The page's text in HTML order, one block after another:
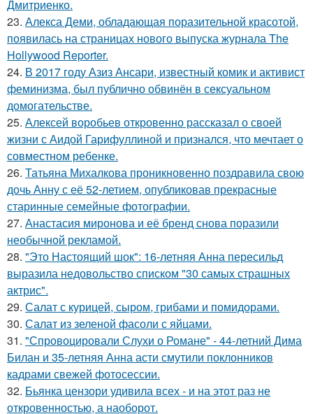
Дмитриенко.
23. Алекса Деми, обладающая поразительной красотой,
появилась на страницах нового выпуска журнала The
Hollywood Reporter.
24. В 2017 году Азиз Ансари, известный комик и активист
феминизма, был публично обвинён в сексуальном
домогательстве.
25. Алексей воробьев откровенно рассказал о своей
жизни с Аидой Гарифуллиной и признался, что мечтает о
совместном ребенке.
26. Татьяна Михалкова проникновенно поздравила свою
дочь Анну с её 52-летием, опубликовав прекрасные
старинные семейные фотографии.
27. Анастасия миронова и её бренд снова поразили
необычной рекламой.
28. "Это Настоящий шок": 16-летняя Анна пересильд
выразила недовольство списком "30 самых страшных
актрис".
29. Салат с курицей, сыром, грибами и помидорами.
30. Салат из зеленой фасоли с яйцами.
31. "Спровоцировали Слухи о Романе" - 44-летний Дима
Билан и 35-летняя Анна асти смутили поклонников
кадрами свежей фотосессии.
32. Бьянка цензори удивила всех - и на этот раз не
откровенностью, а наоборот.